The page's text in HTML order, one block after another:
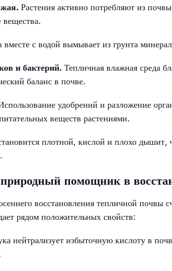
Растения активно потребляют из
вещества.
вместе с водой вымывает из грунта
и бактерий. Тепличная влажная среда
баланс в почве.
удобрений и разложение
веществ растениями.
плотной, кислой и плохо дышит,
помощник в
восстановления тепличной почвы
рядом положительных свойств:
нейтрализует избыточную кислоту в